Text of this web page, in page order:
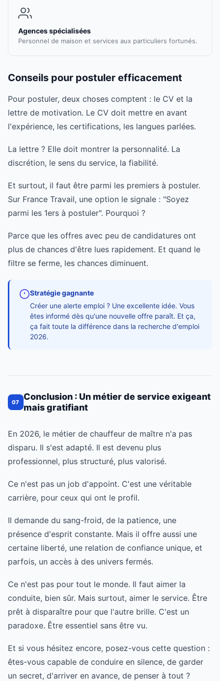
Agences spécialisées
Personnel de maison et services aux particuliers fortunés.
Conseils pour postuler efficacement
Pour postuler, deux choses comptent : le CV et la
lettre de motivation. Le CV doit mettre en avant
l'expérience, les certifications, les langues parlées.
La lettre ? Elle doit montrer la personnalité. La
discrétion, le sens du service, la fiabilité.
Et surtout, il faut être parmi les premiers à postuler.
Sur France Travail, une option le signale : "Soyez
parmi les 1ers à postuler". Pourquoi ?
Parce que les offres avec peu de candidatures ont
plus de chances d'être lues rapidement. Et quand le
filtre se ferme, les chances diminuent.
Stratégie gagnante
Créer une alerte emploi ? Une excellente idée. Vous
êtes informé dès qu'une nouvelle offre paraît. Et ça,
ça fait toute la différence dans la recherche d'emploi
2026.
07
Conclusion : Un métier de service exigeant
mais gratifiant
En 2026, le métier de chauffeur de maître n'a pas
disparu. Il s'est adapté. Il est devenu plus
professionnel, plus structuré, plus valorisé.
Ce n'est pas un job d'appoint. C'est une véritable
carrière, pour ceux qui ont le profil.
Il demande du sang-froid, de la patience, une
présence d'esprit constante. Mais il offre aussi une
certaine liberté, une relation de confiance unique, et
parfois, un accès à des univers fermés.
Ce n'est pas pour tout le monde. Il faut aimer la
conduite, bien sûr. Mais surtout, aimer le service. Être
prêt à disparaître pour que l'autre brille. C'est un
paradoxe. Être essentiel sans être vu.
Et si vous hésitez encore, posez-vous cette question :
êtes-vous capable de conduire en silence, de garder
un secret, d'arriver en avance, de penser à tout ?